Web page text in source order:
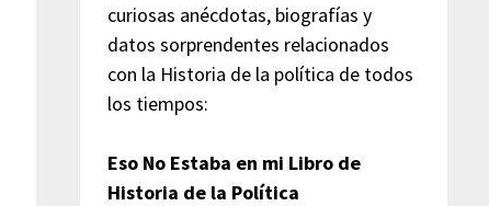
curiosas anécdotas, biografías y
datos sorprendentes relacionados
con la Historia de la política de todos
los tiempos:
Eso No Estaba en mi Libro de
Historia de la Política